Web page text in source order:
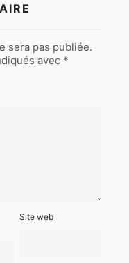
sera pas publiée.
avec *
Site web